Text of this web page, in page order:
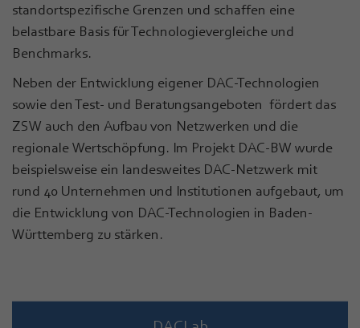
standortspezifische Grenzen und schaffen eine
belastbare Basis für Technologievergleiche und
Benchmarks.
Neben der Entwicklung eigener DAC-Technologien
sowie den Test- und Beratungsangeboten fördert das
ZSW auch den Aufbau von Netzwerken und die
regionale Wertschöpfung. Im Projekt DAC-BW wurde
beispielsweise ein landesweites DAC-Netzwerk mit
rund 40 Unternehmen und Institutionen aufgebaut, um
die Entwicklung von DAC-Technologien in Baden-
Württemberg zu stärken.